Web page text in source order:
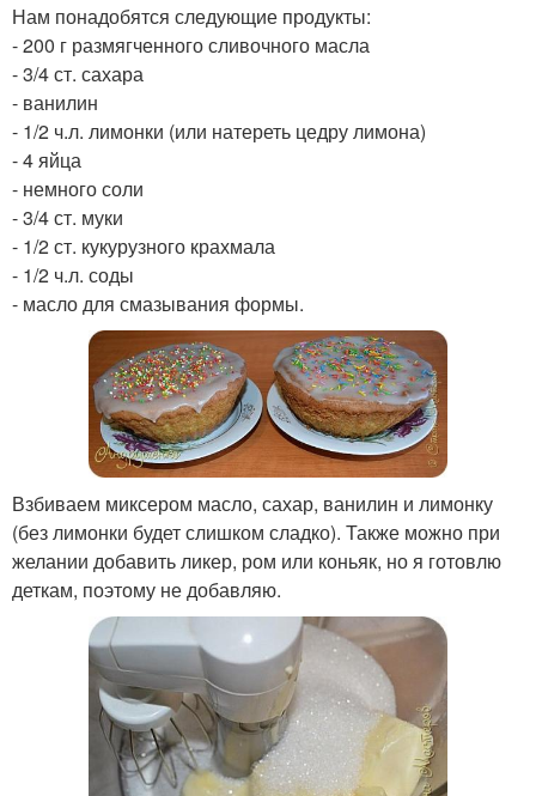
Нам понадобятся следующие продукты:
- 200 г размягченного сливочного масла
- 3/4 ст. сахара
- ванилин
- 1/2 ч.л. лимонки (или натереть цедру лимона)
- 4 яйца
- немного соли
- 3/4 ст. муки
- 1/2 ст. кукурузного крахмала
- 1/2 ч.л. соды
- масло для смазывания формы.
Взбиваем миксером масло, сахар, ванилин и лимонку
(без лимонки будет слишком сладко). Также можно при
желании добавить ликер, ром или коньяк, но я готовлю
деткам, поэтому не добавляю.